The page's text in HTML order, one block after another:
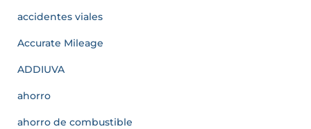
accidentes viales
Accurate Mileage
ADDIUVA
ahorro
ahorro de combustible